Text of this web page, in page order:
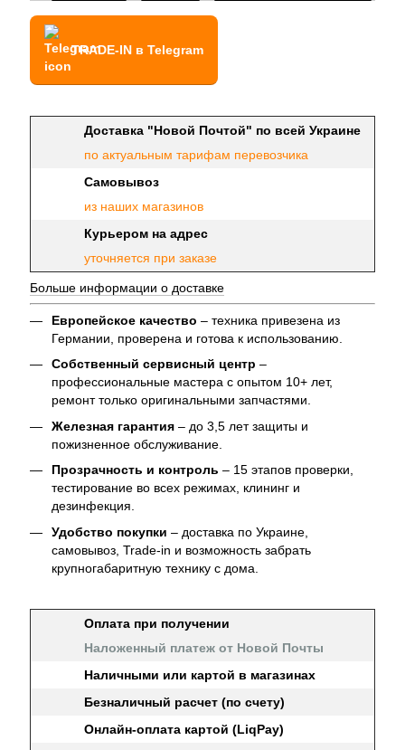
TRADE-IN в Telegram
Доставка "Новой Почтой" по всей Украине
по актуальным тарифам перевозчика
Самовывоз
из наших магазинов
Курьером на адрес
уточняется при заказе
Больше информации о доставке
Европейское качество – техника привезена из
Германии, проверена и готова к использованию.
Собственный сервисный центр –
профессиональные мастера с опытом 10+ лет,
ремонт только оригинальными запчастями.
Железная гарантия – до 3,5 лет защиты и
пожизненное обслуживание.
Прозрачность и контроль – 15 этапов проверки,
тестирование во всех режимах, клининг и
дезинфекция.
Удобство покупки – доставка по Украине,
самовывоз, Trade-in и возможность забрать
крупногабаритную технику с дома.
Оплата при получении
Наложенный платеж от Новой Почты
Наличными или картой в магазинах
Безналичный расчет (по счету)
Онлайн-оплата картой (LiqPay)